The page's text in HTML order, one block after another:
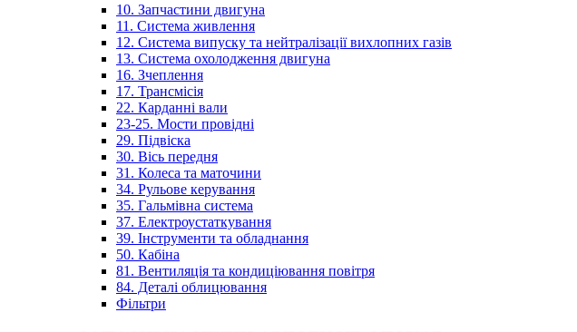
10. Запчастини двигуна
11. Система живлення
12. Система випуску та нейтралізації вихлопних газів
13. Система охолодження двигуна
16. Зчеплення
17. Трансмісія
22. Карданні вали
23-25. Мости провідні
29. Підвіска
30. Вісь передня
31. Колеса та маточини
34. Рульове керування
35. Гальмівна система
37. Електроустаткування
39. Інструменти та обладнання
50. Кабіна
81. Вентиляція та кондиціювання повітря
84. Деталі облицювання
Фільтри